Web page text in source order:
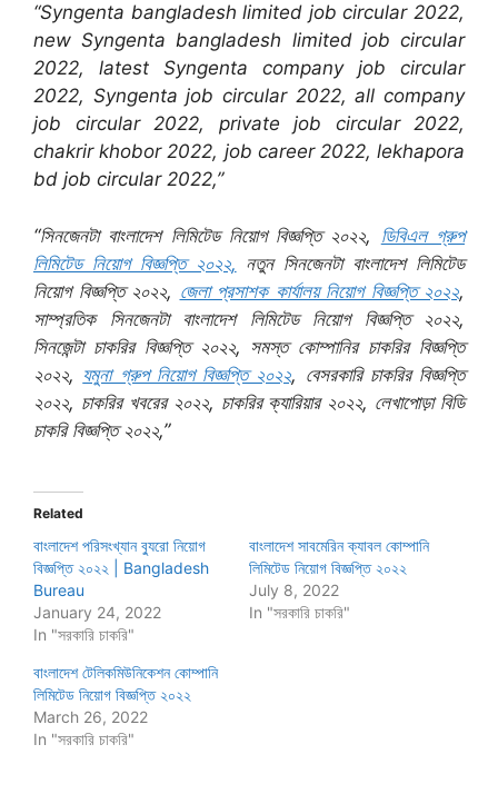
“Syngenta bangladesh limited job circular 2022,
new Syngenta bangladesh limited job circular
2022, latest Syngenta company job circular
2022, Syngenta job circular 2022, all company
job circular 2022, private job circular 2022,
chakrir khobor 2022, job career 2022, lekhapora
bd job circular 2022,”
“সিনজেনটা বাংলাদেশ লিমিটেড নিয়োগ বিজ্ঞপ্তি ২০২২, ডিবিএল গ্রুপ
লিমিটেড নিয়োগ বিজ্ঞপ্তি ২০২২, নতুন সিনজেনটা বাংলাদেশ লিমিটেড
নিয়োগ বিজ্ঞপ্তি ২০২২, জেলা প্রসাশক কার্যালয় নিয়োগ বিজ্ঞপ্তি ২০২২,
সাম্প্রতিক সিনজেনটা বাংলাদেশ লিমিটেড নিয়োগ বিজ্ঞপ্তি ২০২২,
সিনজেন্টা চাকরির বিজ্ঞপ্তি ২০২২, সমস্ত কোম্পানির চাকরির বিজ্ঞপ্তি
২০২২, যমুনা গ্রুপ নিয়োগ বিজ্ঞপ্তি ২০২২, বেসরকারি চাকরির বিজ্ঞপ্তি
২০২২, চাকরির খবরের ২০২২, চাকরির ক্যারিয়ার ২০২২, লেখাপোড়া বিডি
চাকরি বিজ্ঞপ্তি ২০২২,”
Related
বাংলাদেশ পরিসংখ্যান ব্যুরো নিয়োগ
বিজ্ঞপ্তি ২০২২ | Bangladesh
Bureau
January 24, 2022
In "সরকারি চাকরি"
বাংলাদেশ সাবমেরিন ক্যাবল কোম্পানি
লিমিটেড নিয়োগ বিজ্ঞপ্তি ২০২২
July 8, 2022
In "সরকারি চাকরি"
বাংলাদেশ টেলিকমিউনিকেশন কোম্পানি
লিমিটেড নিয়োগ বিজ্ঞপ্তি ২০২২
March 26, 2022
In "সরকারি চাকরি"